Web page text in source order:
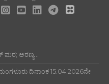
ಮರ; ಅರಣ್ಯ...
ದಿನಾಂಕ 15.04.2026ನೇ